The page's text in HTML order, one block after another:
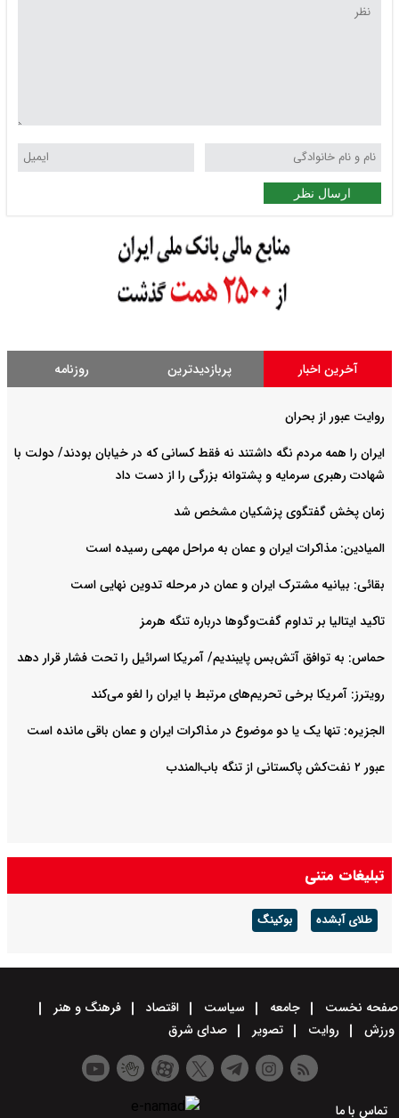
ارسال نظر
آخرین اخبار پربازدیدترین روزنامه
روایت عبور از بحران
ایران را همه مردم نگه داشتند نه فقط کسانی که در خیابان بودند/ دولت با
شهادت رهبری سرمایه و پشتوانه بزرگی را از دست داد
زمان پخش گفتگوی پزشکیان مشخص شد
المیادین: مذاکرات ایران و عمان به مراحل مهمی رسیده است
بقائی: بیانیه مشترک ایران و عمان در مرحله تدوین نهایی است
تاکید ایتالیا بر تداوم گفت‌وگوها درباره تنگه هرمز
حماس: به توافق آتش‌بس پایبندیم/ آمریکا اسرائیل را تحت فشار قرار دهد
رویترز: آمریکا برخی تحریم‌های مرتبط با ایران را لغو می‌کند
الجزیره: تنها یک یا دو موضوع در مذاکرات ایران و عمان باقی مانده است
عبور ۲ نفت‌کش پاکستانی از تنگه باب‌المندب
تبلیغات متنی
طلای آبشده بوکینگ
صفحه نخست جامعه سیاست اقتصاد
فرهنگ و هنر
ورزش
روایت تصویر صدای شرق
تماس با ما